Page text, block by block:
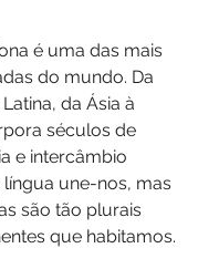
é uma das mais
do mundo. Da
da Ásia à
séculos de
e intercâmbio
une-nos, mas
são tão plurais
que habitamos.